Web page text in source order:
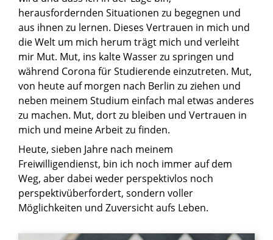
herausfordernden Situationen zu begegnen und
aus ihnen zu lernen. Dieses Vertrauen in mich und
die Welt um mich herum trägt mich und verleiht
mir Mut. Mut, ins kalte Wasser zu springen und
während Corona für Studierende einzutreten. Mut,
von heute auf morgen nach Berlin zu ziehen und
neben meinem Studium einfach mal etwas anderes
zu machen. Mut, dort zu bleiben und Vertrauen in
mich und meine Arbeit zu finden.
Heute, sieben Jahre nach meinem
Freiwilligendienst, bin ich noch immer auf dem
Weg, aber dabei weder perspektivlos noch
perspektivüberfordert, sondern voller
Möglichkeiten und Zuversicht aufs Leben.